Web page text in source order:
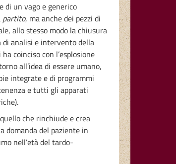
di un vago e generico
partito, ma anche dei pezzi di
allo stesso modo la chiusura
analisi e intervento della
coinciso con l’esplosione
all’idea di essere umano,
integrate e di programmi
e tutti gli apparati
che rinchiude e crea
domanda del paziente in
nell’età del tardo-